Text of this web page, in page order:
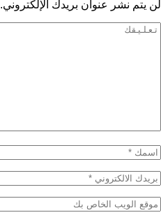
لن يتم نشر عنوان بريدك الإلكتروني.